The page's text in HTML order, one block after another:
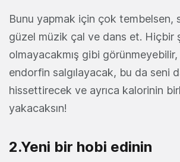
Bunu yapmak için çok tembelsen,
güzel müzik çal ve dans et. Hiçbir
olmayacakmış gibi görünmeyebilir,
endorfin salgılayacak, bu da seni
hissettirecek ve ayrıca kalorinin
yakacaksın!
2.Yeni bir hobi edinin